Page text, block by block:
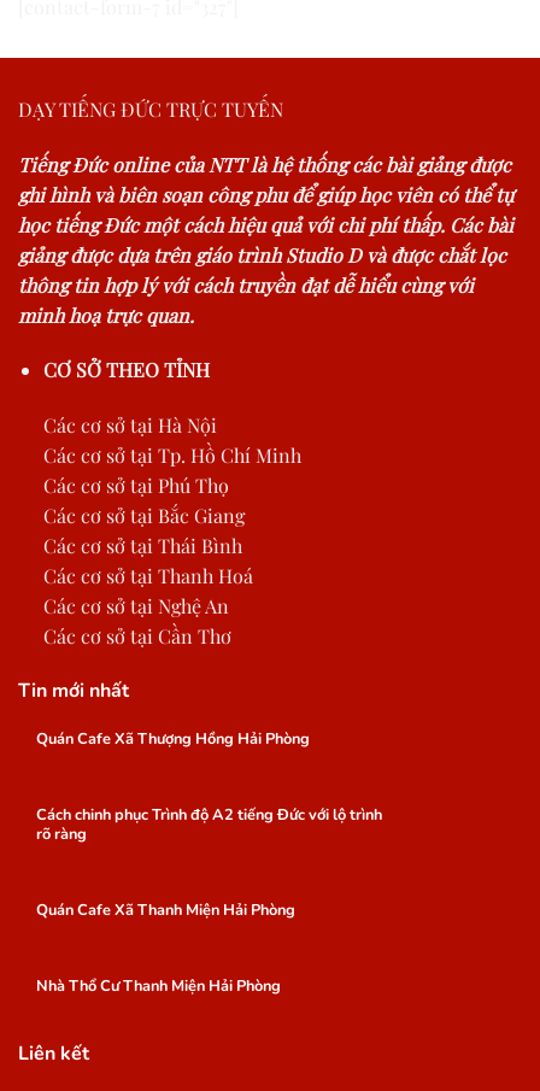
DẠY TIẾNG ĐỨC TRỰC TUYẾN
Tiếng Đức online của NTT là hệ thống các bài giảng được
ghi hình và biên soạn công phu để giúp học viên có thể tự
học tiếng Đức một cách hiệu quả với chi phí thấp. Các bài
giảng được dựa trên giáo trình Studio D và được chắt lọc
thông tin hợp lý với cách truyền đạt dễ hiểu cùng với
minh hoạ trực quan.
CƠ SỞ THEO TỈNH
Các cơ sở tại Hà Nội
Các cơ sở tại Tp. Hồ Chí Minh
Các cơ sở tại Phú Thọ
Các cơ sở tại Bắc Giang
Các cơ sở tại Thái Bình
Các cơ sở tại Thanh Hoá
Các cơ sở tại Nghệ An
Các cơ sở tại Cần Thơ
Tin mới nhất
Quán Cafe Xã Thượng Hồng Hải Phòng
Cách chinh phục Trình độ A2 tiếng Đức với lộ trình
rõ ràng
Quán Cafe Xã Thanh Miện Hải Phòng
Nhà Thổ Cư Thanh Miện Hải Phòng
Liên kết